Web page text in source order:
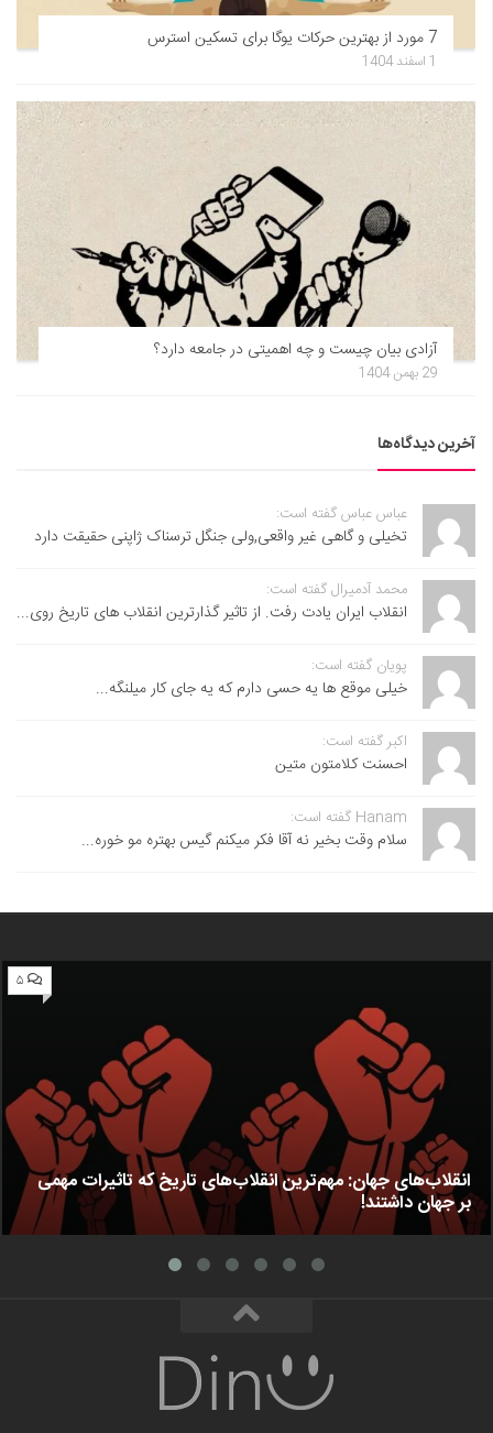
7 مورد از بهترین حرکات یوگا برای تسکین استرس
1 اسفند 1404
آزادی بیان چیست و چه اهمیتی در جامعه دارد؟
29 بهمن 1404
آخرین دیدگاه‌ها
عباس عباس گفته است:
تخیلی و گاهی غیر واقعی,ولی جنگل ترسناک ژاپنی حقیقت دارد
محمد آدمیرال گفته است:
انقلاب ایران یادت رفت. از تاثیر گذارترین انقلاب های تاریخ روی...
پویان گفته است:
خیلی موقع ها یه حسی دارم که یه جای کار میلنگه...
اکبر گفته است:
احسنت ‌کلامتون متین
Hanam گفته است:
سلام وقت بخیر نه آقا فکر میکنم گیس بهتره مو خوره...
۵
انقلاب‌های جهان: مهم‌ترین انقلاب‌های تاریخ که تاثیرات مهمی
بر جهان داشتند!